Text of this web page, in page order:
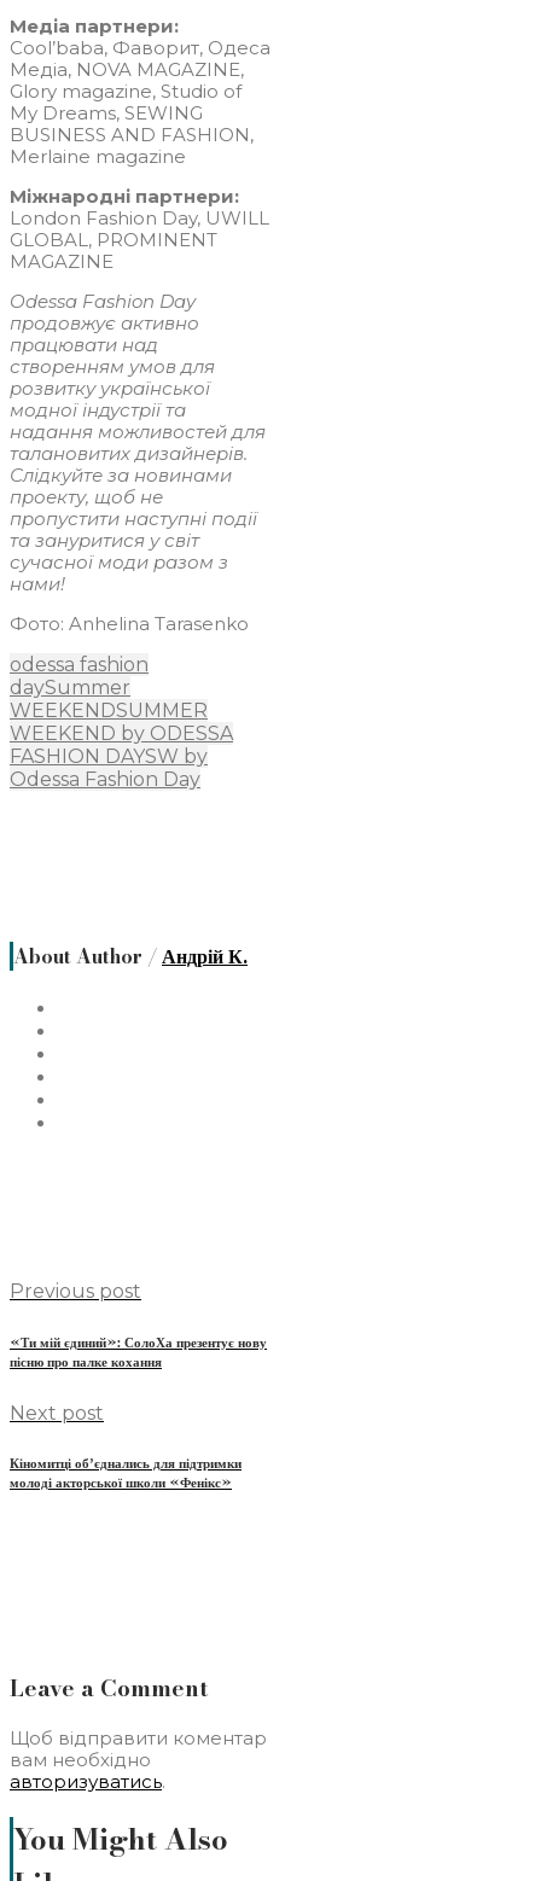
Медіа партнери:
Cool’baba, Фаворит, Одеса
Медіа, NOVA MAGAZINE,
Glory magazine, Studio of
My Dreams, SEWING
BUSINESS AND FASHION,
Merlaine magazine
Міжнародні партнери:
London Fashion Day, UWILL
GLOBAL, PROMINENT
MAGAZINE
Odessa Fashion Day
продовжує активно
працювати над
створенням умов для
розвитку української
модної індустрії та
надання можливостей для
талановитих дизайнерів.
Слідкуйте за новинами
проекту, щоб не
пропустити наступні події
та зануритися у світ
сучасної моди разом з
нами!
Фото: Anhelina Tarasenko
odessa fashion
daySummer
WEEKENDSUMMER
WEEKEND by ODESSA
FASHION DAYSW by
Odessa Fashion Day
About Author /Андрій К.
Previous post
«Ти мій єдиний»: СолоХа презентує нову
пісню про палке кохання
Next post
Кіномитці обʼєднались для підтримки
молоді акторської школи «Фенікс»
Leave a Comment
Щоб відправити коментар
вам необхідно
авторизуватись.
You Might Also